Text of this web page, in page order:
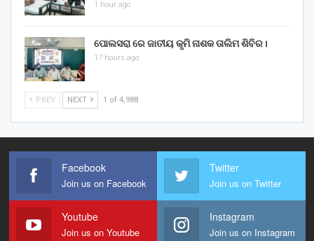
1 hour ago
ପୋଲସରା ରେ ଜାତୀୟ କୃମି ନାଶକ ତାଲିମ ଶିବିର।
17 hours ago
PREV NEXT 1 of 4,988
Facebook
Join us on Facebook
Twitter
Join us on Twitter
Youtube
Join us on Youtube
Instagram
Join us on Instagram